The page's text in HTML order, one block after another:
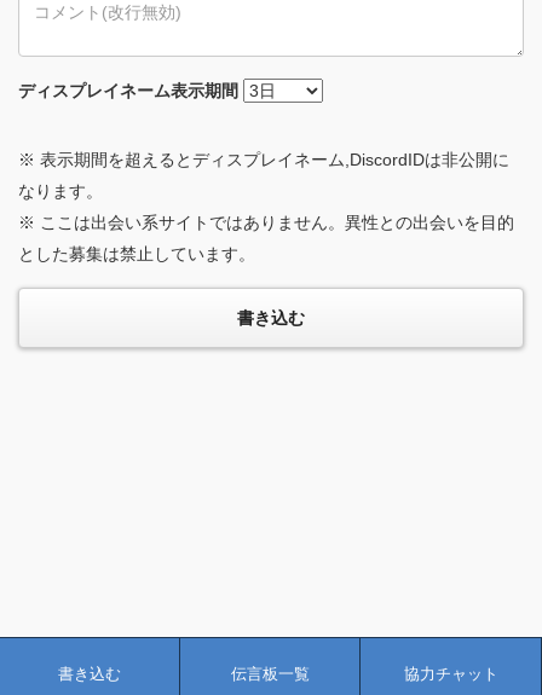
ディスプレイネーム表示期間
※ 表示期間を超えるとディスプレイネーム,DiscordIDは非公開に
なります。
※ ここは出会い系サイトではありません。異性との出会いを目的
とした募集は禁止しています。
書き込む 伝言板一覧 協力チャット